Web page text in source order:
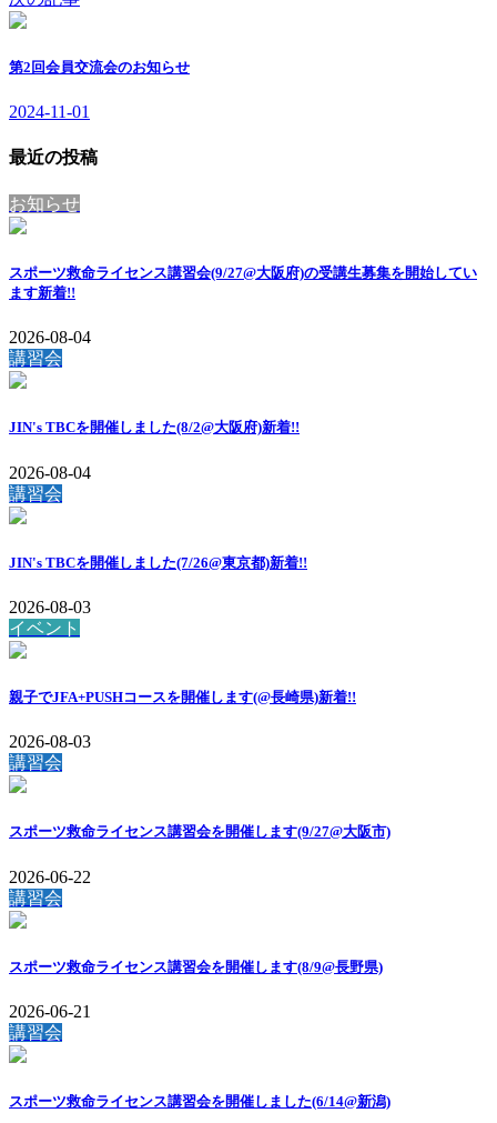
第2回会員交流会のお知らせ
2024-11-01
最近の投稿
お知らせ
スポーツ救命ライセンス講習会(9/27@大阪府)の受講生募集を開始してい
ます新着!!
2026-08-04
講習会
JIN's TBCを開催しました(8/2@大阪府)新着!!
2026-08-04
講習会
JIN's TBCを開催しました(7/26@東京都)新着!!
2026-08-03
イベント
親子でJFA+PUSHコースを開催します(@長崎県)新着!!
2026-08-03
講習会
スポーツ救命ライセンス講習会を開催します(9/27@大阪市)
2026-06-22
講習会
スポーツ救命ライセンス講習会を開催します(8/9@長野県)
2026-06-21
講習会
スポーツ救命ライセンス講習会を開催しました(6/14@新潟)